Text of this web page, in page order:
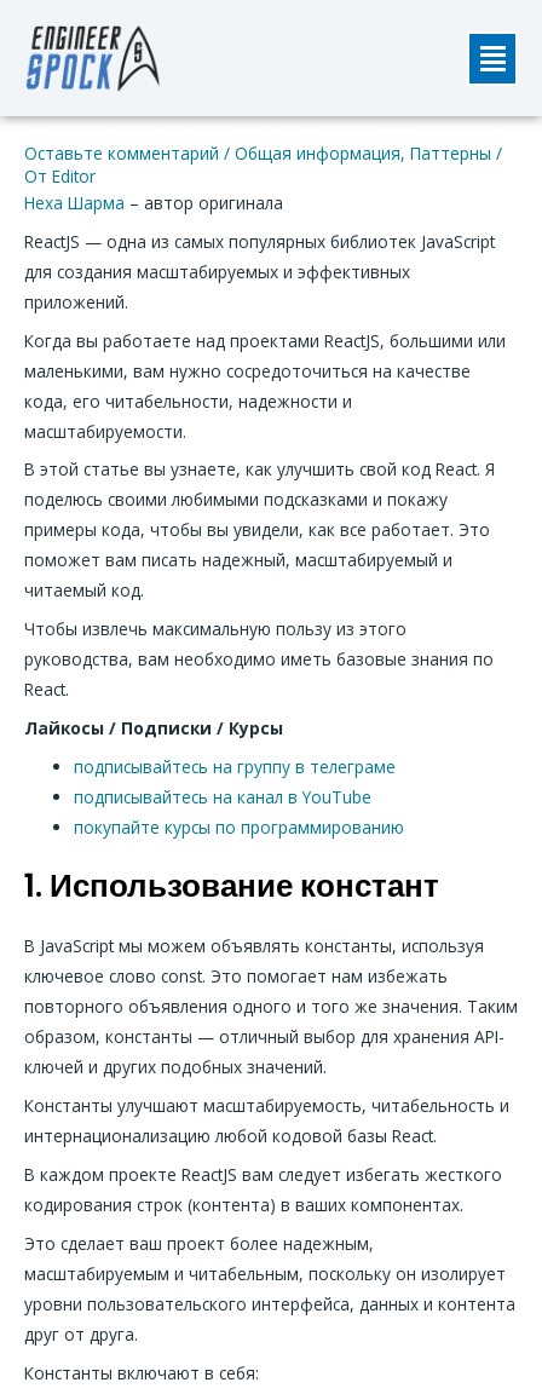
содержимому
Оставьте комментарий / Общая информация, Паттерны /
От Editor
Неха Шарма – автор оригинала
ReactJS — одна из самых популярных библиотек JavaScript
для создания масштабируемых и эффективных
приложений.
Когда вы работаете над проектами ReactJS, большими или
маленькими, вам нужно сосредоточиться на качестве
кода, его читабельности, надежности и
масштабируемости.
В этой статье вы узнаете, как улучшить свой код React. Я
поделюсь своими любимыми подсказками и покажу
примеры кода, чтобы вы увидели, как все работает. Это
поможет вам писать надежный, масштабируемый и
читаемый код.
Чтобы извлечь максимальную пользу из этого
руководства, вам необходимо иметь базовые знания по
React.
Лайкосы / Подписки / Курсы
подписывайтесь на группу в телеграме
подписывайтесь на канал в YouTube
покупайте курсы по программированию
1. Использование констант
В JavaScript мы можем объявлять константы, используя
ключевое слово const. Это помогает нам избежать
повторного объявления одного и того же значения. Таким
образом, константы — отличный выбор для хранения API-
ключей и других подобных значений.
Константы улучшают масштабируемость, читабельность и
интернационализацию любой кодовой базы React.
В каждом проекте ReactJS вам следует избегать жесткого
кодирования строк (контента) в ваших компонентах.
Это сделает ваш проект более надежным,
масштабируемым и читабельным, поскольку он изолирует
уровни пользовательского интерфейса, данных и контента
друг от друга.
Константы включают в себя:
по